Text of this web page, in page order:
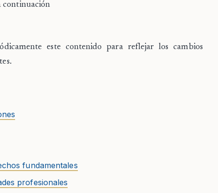
continuación
este contenido para reflejar los cambios
fundamentales
profesionales